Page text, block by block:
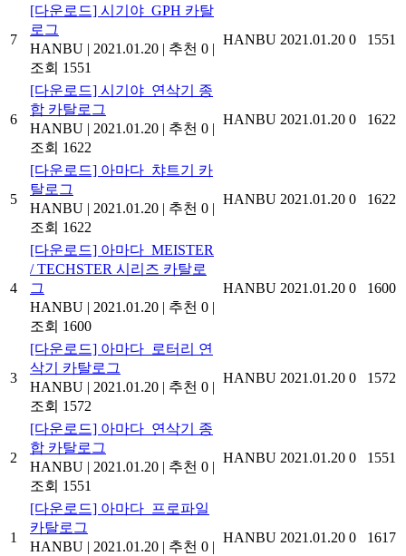
7
[다운로드] 시기야_GPH 카탈
로그
HANBU | 2021.01.20 | 추천 0 |
조회 1551
HANBU 2021.01.20 0 1551
6
[다운로드] 시기야_연삭기 종
합 카탈로그
HANBU | 2021.01.20 | 추천 0 |
조회 1622
HANBU 2021.01.20 0 1622
5
[다운로드] 아마다_챠트기 카
탈로그
HANBU | 2021.01.20 | 추천 0 |
조회 1622
HANBU 2021.01.20 0 1622
4
[다운로드] 아마다_MEISTER
/ TECHSTER 시리즈 카탈로
그
HANBU | 2021.01.20 | 추천 0 |
조회 1600
HANBU 2021.01.20 0 1600
3
[다운로드] 아마다_로터리 연
삭기 카탈로그
HANBU | 2021.01.20 | 추천 0 |
조회 1572
HANBU 2021.01.20 0 1572
2
[다운로드] 아마다_연삭기 종
합 카탈로그
HANBU | 2021.01.20 | 추천 0 |
조회 1551
HANBU 2021.01.20 0 1551
1
[다운로드] 아마다_프로파일
카탈로그
HANBU | 2021.01.20 | 추천 0 |
HANBU 2021.01.20 0 1617